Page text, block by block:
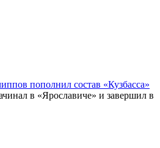
пополнил состав «Кузбасса»
в «Ярославиче» и завершил в